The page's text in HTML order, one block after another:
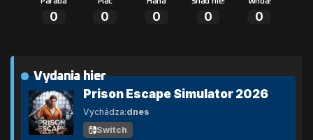
0 0 0 0 0
Vydania hier
Prison Escape Simulator 2026
Vychádza:dnes
Switch